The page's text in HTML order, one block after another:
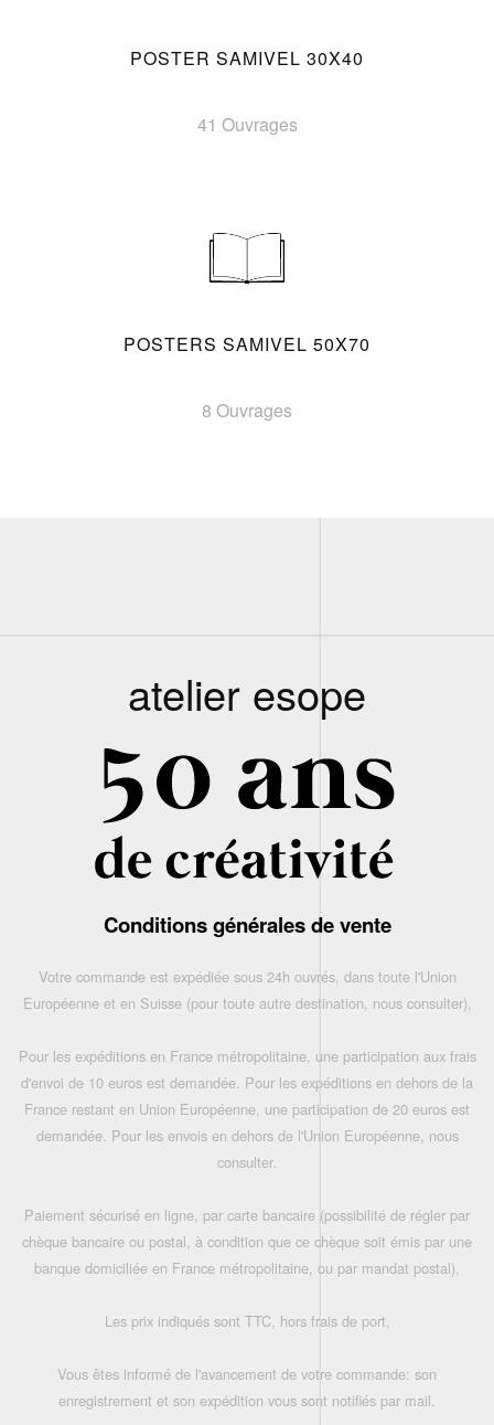
POSTER SAMIVEL 30X40
41 Ouvrages
POSTERS SAMIVEL 50X70
8 Ouvrages
atelier esope
Conditions générales de vente
Votre commande est expédiée sous 24h ouvrés, dans toute l'Union
Européenne et en Suisse (pour toute autre destination, nous consulter),
Pour les expéditions en France métropolitaine, une participation aux frais
d'envoi de 10 euros est demandée. Pour les expéditions en dehors de la
France restant en Union Européenne, une participation de 20 euros est
demandée. Pour les envois en dehors de l'Union Européenne, nous
consulter.
Paiement sécurisé en ligne, par carte bancaire (possibilité de régler par
chèque bancaire ou postal, à condition que ce chèque soit émis par une
banque domiciliée en France métropolitaine, ou par mandat postal),
Les prix indiqués sont TTC, hors frais de port,
Vous êtes informé de l'avancement de votre commande: son
enregistrement et son expédition vous sont notifiés par mail.